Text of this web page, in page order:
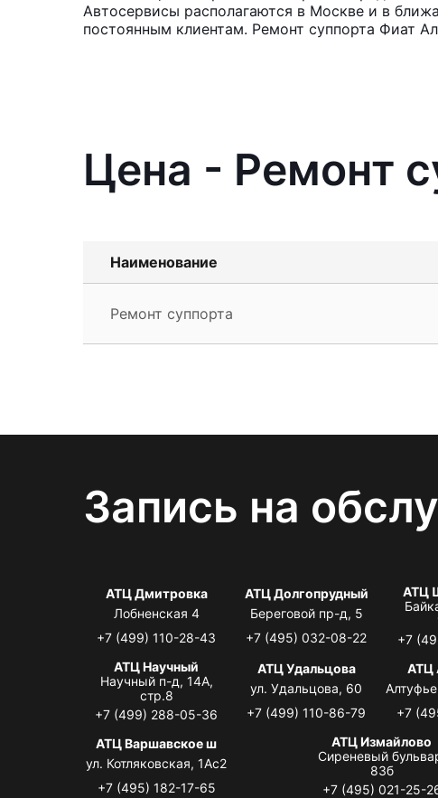
Автосервисы располагаются в Москве и в
постоянным клиентам. Ремонт суппорта Фиат
Цена - Ремонт
Наименование
Ремонт суппорта
Запись на
АТЦ Дмитровка
Лобненская 4
+7 (499) 110-28-43
АТЦ Долгопрудный
Береговой пр-д, 5
+7 (495) 032-08-22
АТЦ
+7
АТЦ Научный
Научный п-д, 14А,
стр.8
+7 (499) 288-05-36
АТЦ Удальцова
ул. Удальцова, 60
+7 (499) 110-86-79
АТЦ
+7
АТЦ Варшавское ш
ул. Котляковская, 1Ас2
+7 (495) 182-17-65
АТЦ Измайлово
Сиреневый
83б
+7 (495) 021-25-